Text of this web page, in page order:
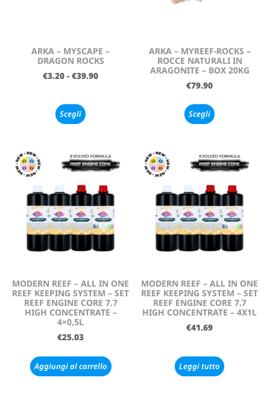
ARKA – MYSCAPE –
DRAGON ROCKS
€3.20 - €39.90
Scegli
ARKA – MYREEF-ROCKS –
ROCCE NATURALI IN
ARAGONITE – BOX 20KG
€79.90
Scegli
MODERN REEF – ALL IN ONE
REEF KEEPING SYSTEM – SET
REEF ENGINE CORE 7.7
HIGH CONCENTRATE –
4×0,5L
€25.03
Aggiungi al carrello
MODERN REEF – ALL IN ONE
REEF KEEPING SYSTEM – SET
REEF ENGINE CORE 7.7
HIGH CONCENTRATE – 4X1L
€41.69
Leggi tutto